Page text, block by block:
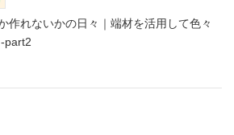
作れないかの日々｜端材を活用して色々
part2